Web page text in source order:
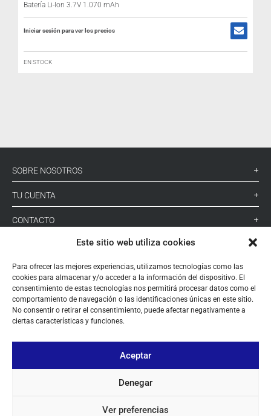
Este sitio web utiliza cookies
Para ofrecer las mejores experiencias, utilizamos tecnologías como las
cookies para almacenar y/o acceder a la información del dispositivo. El
consentimiento de estas tecnologías nos permitirá procesar datos como el
comportamiento de navegación o las identificaciones únicas en este sitio.
No consentir o retirar el consentimiento, puede afectar negativamente a
ciertas características y funciones.
Aceptar
Denegar
Ver preferencias
Batería Li-Ion 3.7V 1.070 mAh
Iniciar sesión para ver los precios
EN STOCK
SOBRE NOSOTROS
TU CUENTA
CONTACTO
+ 34 933 348 800
Linkedin
Instagram